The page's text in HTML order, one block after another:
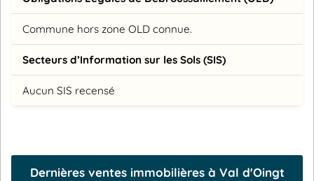
Commune hors zone OLD connue.
Secteurs d’Information sur les Sols (SIS)
Aucun SIS recensé
Dernières ventes immobilières à Val d'Oingt